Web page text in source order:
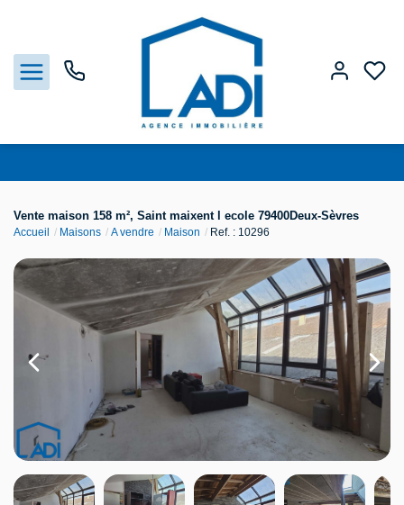
Estimation
Agences
Gestion
Contact
Vente maison 158 m², Saint maixent l ecole 79400Deux-Sèvres
Accueil Maisons A vendre Maison Ref. : 10296